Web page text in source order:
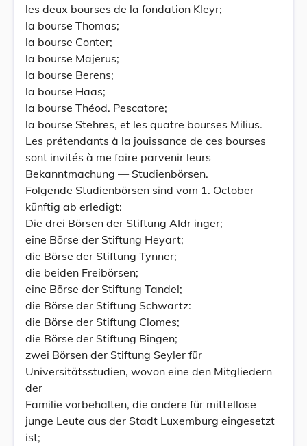
les deux bourses de la fondation Kleyr;
la bourse Thomas;
la bourse Conter;
la bourse Majerus;
la bourse Berens;
la bourse Haas;
la bourse Théod. Pescatore;
la bourse Stehres, et les quatre bourses Milius.
Les prétendants à la jouissance de ces bourses
sont invités à me faire parvenir leurs
Bekanntmachung — Studienbörsen.
Folgende Studienbörsen sind vom 1. October
künftig ab erledigt:
Die drei Börsen der Stiftung AIdr inger;
eine Börse der Stiftung Heyart;
die Börse der Stiftung Tynner;
die beiden Freibörsen;
eine Börse der Stiftung Tandel;
die Börse der Stiftung Schwartz:
die Börse der Stiftung Clomes;
die Börse der Stiftung Bingen;
zwei Börsen der Stiftung Seyler für
Universitätsstudien, wovon eine den Mitgliedern
der
Familie vorbehalten, die andere für mittellose
junge Leute aus der Stadt Luxemburg eingesetzt
ist;